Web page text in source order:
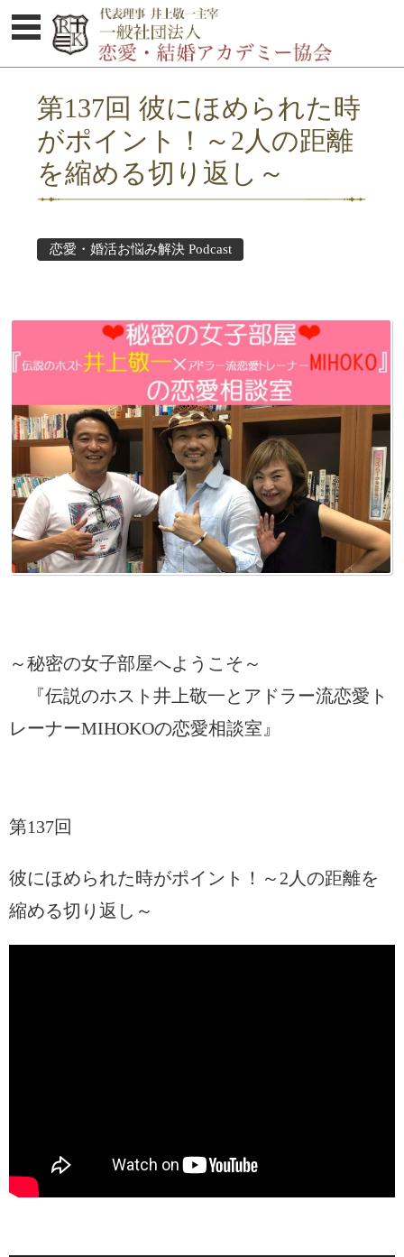
協会概要
婚活お悩み解決集
Podcast
セミナー受講者の感想
お問い合わせ
第137回 彼にほめられた時
がポイント！～2人の距離
を縮める切り返し～
恋愛・婚活お悩み解決 Podcast
～秘密の女子部屋へようこそ～
『伝説のホスト井上敬一とアドラー流恋愛ト
レーナーMIHOKOの恋愛相談室』
第137回
彼にほめられた時がポイント！～2人の距離を
縮める切り返し～